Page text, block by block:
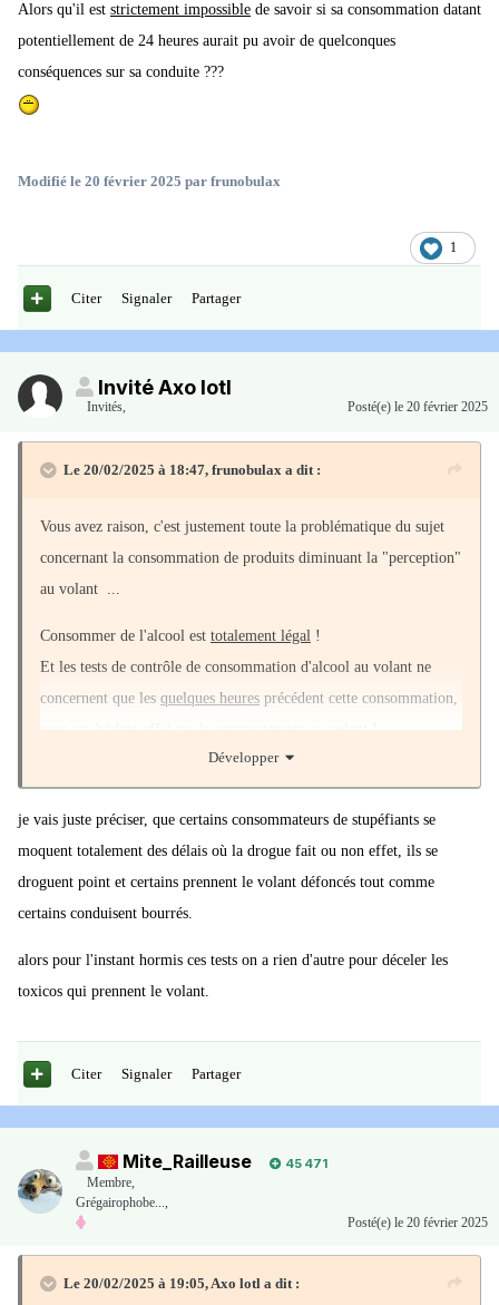
Alors qu'il est strictement impossible de savoir si sa consommation datant
potentiellement de 24 heures aurait pu avoir de quelconques
conséquences sur sa conduite ???
Modifié le 20 février 2025 par frunobulax
1
Citer Signaler Partager
Invité Axo lotl
Invités, Posté(e) le 20 février 2025
Le 20/02/2025 à 18:47, frunobulax a dit :
Vous avez raison, c'est justement toute la problématique du sujet
concernant la consommation de produits diminuant la "perception"
au volant ...
Consommer de l'alcool est totalement légal !
Et les tests de contrôle de consommation d'alcool au volant ne
concernent que les quelques heures précédent cette consommation,
avec un évident effet sur le comportement au volant !
Mais peut-on vraiment AUSSI la condamner pour "conduite sous
l'emprise de stupéfiant" ?
datant potentiellement de 24 heures aurait pu avoir de quelconques
conséquences sur sa conduite ???
Développer
je vais juste préciser, que certains consommateurs de stupéfiants se
moquent totalement des délais où la drogue fait ou non effet, ils se
droguent point et certains prennent le volant défoncés tout comme
certains conduisent bourrés.
alors pour l'instant hormis ces tests on a rien d'autre pour déceler les
toxicos qui prennent le volant.
Citer Signaler Partager
Mite_Railleuse
45 471
Membre,
Grégairophobe...,
Posté(e) le 20 février 2025
Le 20/02/2025 à 19:05,Axo lotl a dit :